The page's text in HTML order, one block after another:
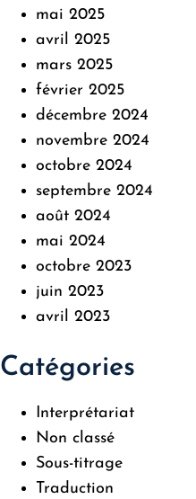
mai 2025
avril 2025
mars 2025
février 2025
décembre 2024
novembre 2024
octobre 2024
septembre 2024
août 2024
mai 2024
octobre 2023
juin 2023
avril 2023
Catégories
Interprétariat
Non classé
Sous-titrage
Traduction